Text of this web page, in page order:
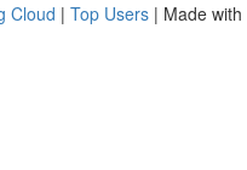
Cloud | Top Users | Made with